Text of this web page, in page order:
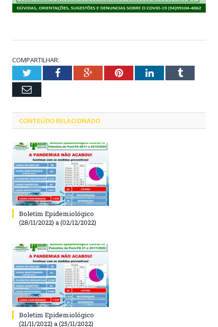
COMPARTILHAR:
TwitterFacebookGoogle+PinterestLinkedInTumblr
Email
CONTEÚDO RELACIONADO
Boletim Epidemiológico
(28/11/2022) a (02/12/2022)
Boletim Epidemiológico
(21/11/2022) a (25/11/2022)